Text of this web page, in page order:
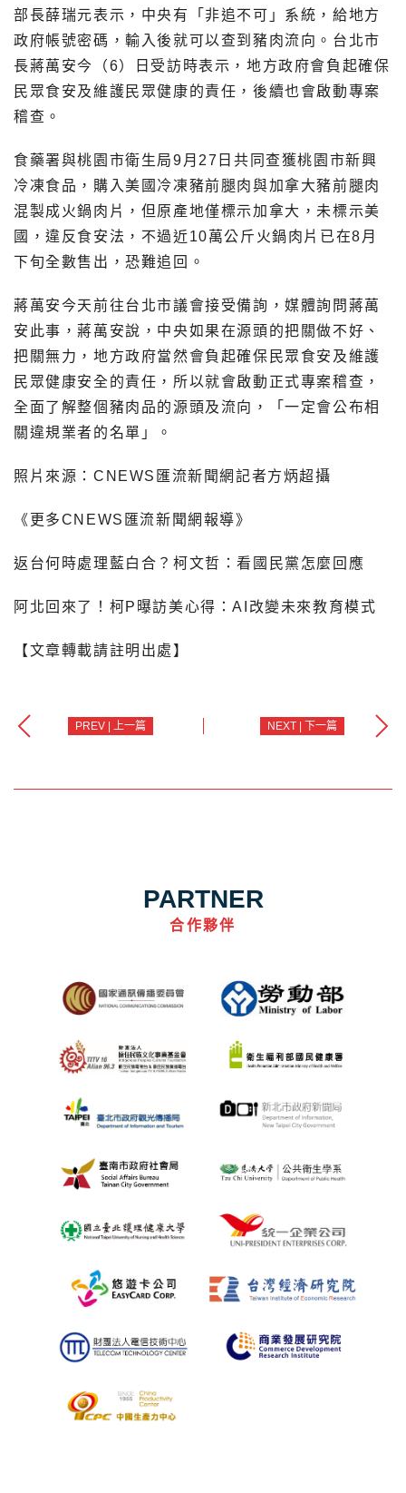
部長薛瑞元表示，中央有「非追不可」系統，給地方
政府帳號密碼，輸入後就可以查到豬肉流向。台北市
長蔣萬安今（6）日受訪時表示，地方政府會負起確保
民眾食安及維護民眾健康的責任，後續也會啟動專案
稽查。
食藥署與桃園市衛生局9月27日共同查獲桃園市新興
冷凍食品，購入美國冷凍豬前腿肉與加拿大豬前腿肉
混製成火鍋肉片，但原產地僅標示加拿大，未標示美
國，違反食安法，不過近10萬公斤火鍋肉片已在8月
下旬全數售出，恐難追回。
蔣萬安今天前往台北市議會接受備詢，媒體詢問蔣萬
安此事，蔣萬安說，中央如果在源頭的把關做不好、
把關無力，地方政府當然會負起確保民眾食安及維護
民眾健康安全的責任，所以就會啟動正式專案稽查，
全面了解整個豬肉品的源頭及流向，「一定會公布相
關違規業者的名單」。
照片來源：CNEWS匯流新聞網記者方炳超攝
《更多CNEWS匯流新聞網報導》
返台何時處理藍白合？柯文哲：看國民黨怎麼回應
阿北回來了！柯P曝訪美心得：AI改變未來教育模式
【文章轉載請註明出處】
PREV | 上一篇 NEXT | 下一篇
PARTNER
合作夥伴